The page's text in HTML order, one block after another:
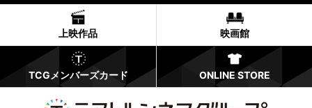
上映作品 映画館
TCGメンバーズカード ONLINE STORE